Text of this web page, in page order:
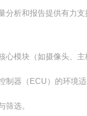
析和报告提供有力支
模块（如摄像头、主
器（ECU）的环境适
筛选。